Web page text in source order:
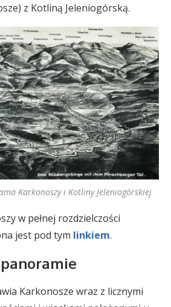
z Kotliną Jeleniogórską.
Karkonoszy i Kotliny Jeleniogórskiej
w pełnej rozdzielczości
jest pod tym linkiem.
Karkonosze wraz z licznymi